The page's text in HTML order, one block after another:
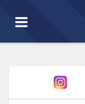
Toggle
navigation